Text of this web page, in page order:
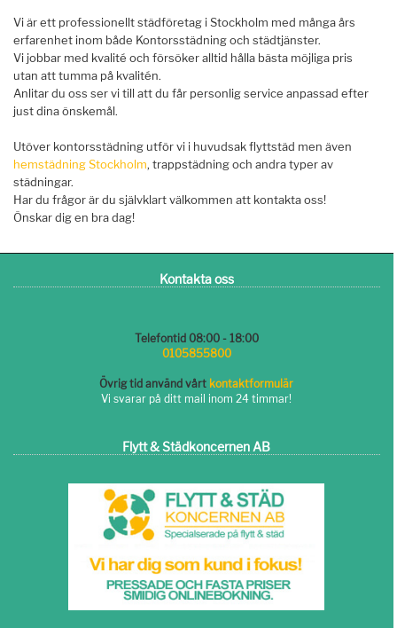
Vi är ett professionellt städföretag i Stockholm med många års
erfarenhet inom både Kontorsstädning och städtjänster.
Vi jobbar med kvalité och försöker alltid hålla bästa möjliga pris
utan att tumma på kvalitén.
Anlitar du oss ser vi till att du får personlig service anpassad efter
just dina önskemål.
Utöver kontorsstädning utför vi i huvudsak flyttstäd men även
hemstädning Stockholm, trappstädning och andra typer av
städningar.
Har du frågor är du självklart välkommen att kontakta oss!
Önskar dig en bra dag!
Kontakta oss
Telefontid 08:00 - 18:00
0105855800
Övrig tid använd vårt kontaktformulär
Vi svarar på ditt mail inom 24 timmar!
Flytt & Städkoncernen AB